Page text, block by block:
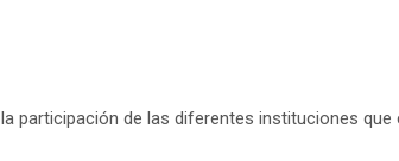
participación de las diferentes instituciones